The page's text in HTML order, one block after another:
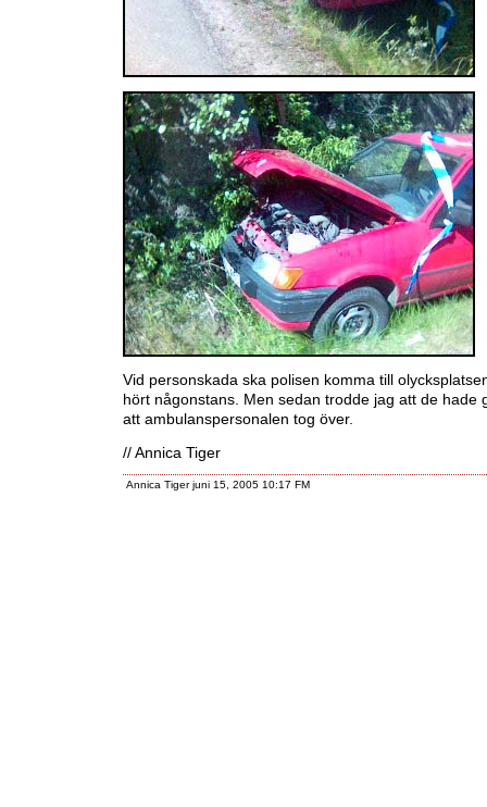
Vid personskada ska polisen komma till
hört någonstans. Men sedan trodde jag att de hade
att ambulanspersonalen tog över.
// Annica Tiger
Annica Tiger juni 15, 2005 10:17 FM